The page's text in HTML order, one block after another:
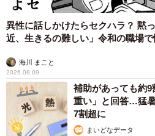
異性に話しかけたらセクハラ？ 黙
近、生きるの難しい」令和の職場で
海川 まこと
2026.08.09
補助があっても約
重い」と回答…猛
7割超に
まいどなデータ